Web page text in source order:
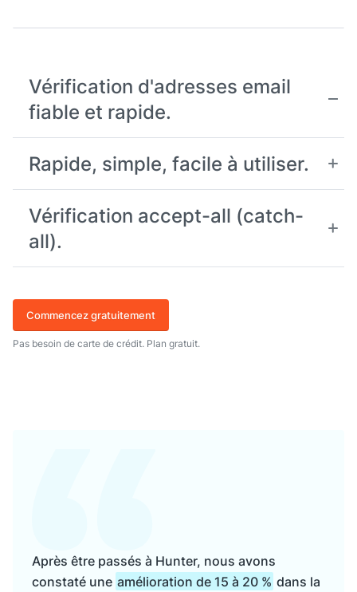
Vérification d'adresses email
fiable et rapide.
Rapide, simple, facile à utiliser.
Vérification accept-all (catch-
all).
Commencez gratuitement
Pas besoin de carte de crédit. Plan gratuit.
Après être passés à Hunter, nous avons
constaté une amélioration de 15 à 20 % dans la